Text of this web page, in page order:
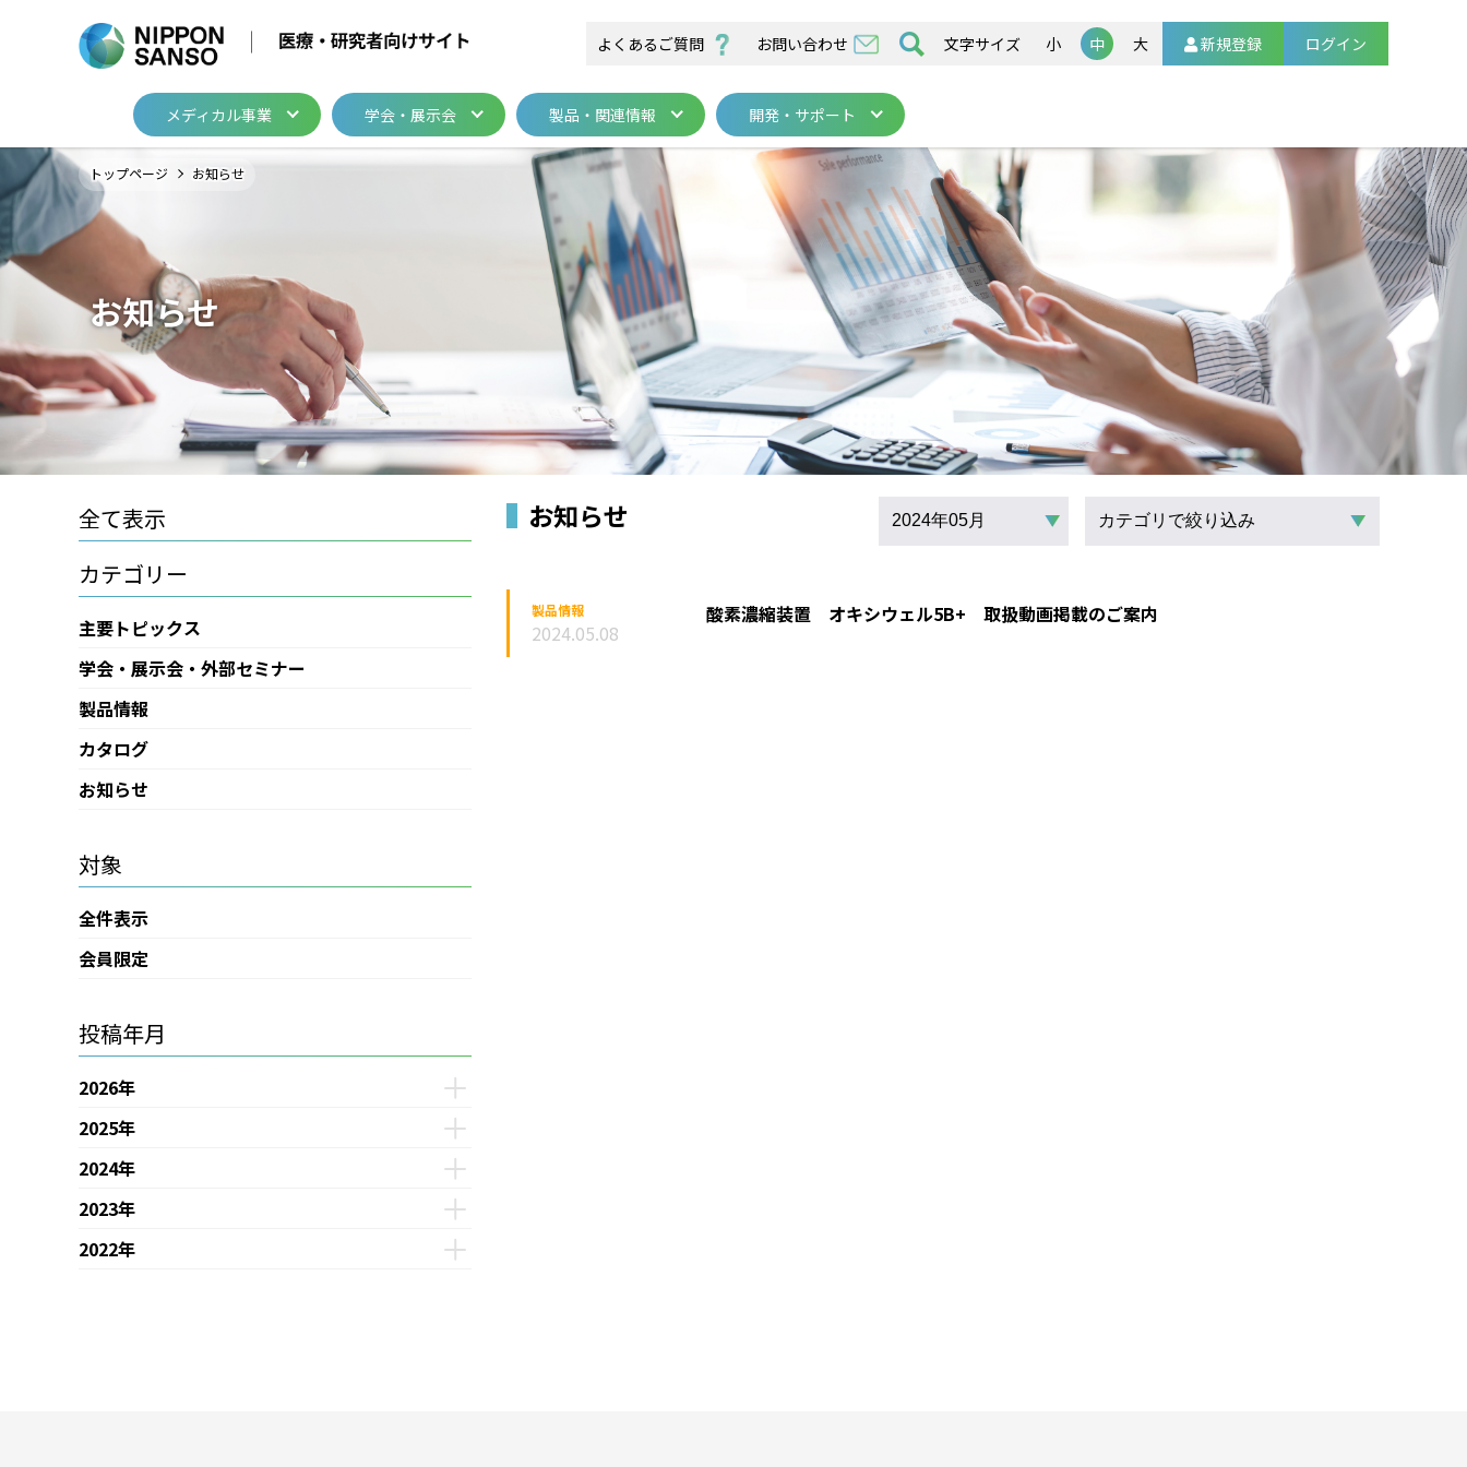
よくあるご質問 お問い合わせ 文字サイズ 小 中 大 新規登録 ログイン
メディカル事業
メディカル事業
医療機器
在宅医療
医療ガスパイピングシステム
バイオ機器
開発・サポート
グループ関係会社
各種活動
学会・展示会
学会・展示会
医療ガス／医療機器／在宅医療関連 バイオ機器関連
製品・関連情報
製品・関連情報
医療機器
在宅医療
医療ガスパイピングシステム
バイオ機器 高気圧酸素療法（HBOT）
カタログ・資料請求
医療用ガス 医療機器
在宅医療
医療ガスパイピングシステム
バイオ機器
イベント・セミナー
開発・サポート
開発・サポート
メディカル・テクニカル・サービスセンター 山梨事業所
ログインはこちら
トップページ お知らせ
お知らせ
お知らせ
製品情報
2024.05.08
酸素濃縮装置 オキシウェル5B+ 取扱動画掲載のご案内
全て表示
カテゴリー
主要トピックス
学会・展示会・外部セミナー
製品情報
カタログ
お知らせ
対象
全件表示
会員限定
投稿年月
2026年
2025年
2024年
2023年
2022年